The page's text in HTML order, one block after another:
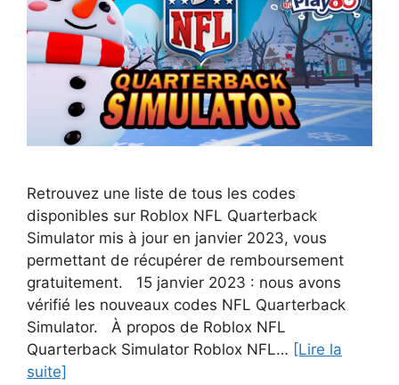
Retrouvez une liste de tous les codes
disponibles sur Roblox NFL Quarterback
Simulator mis à jour en janvier 2023, vous
permettant de récupérer de remboursement
gratuitement. 15 janvier 2023 : nous avons
vérifié les nouveaux codes NFL Quarterback
Simulator. À propos de Roblox NFL
Quarterback Simulator Roblox NFL… [Lire la
suite]